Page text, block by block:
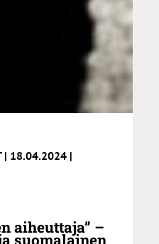
| 18.04.2024 |
aiheuttaja” –
suomalainen